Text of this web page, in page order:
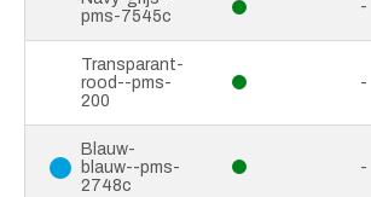
pms-7545c
-
Transparant-
rood--pms-
200
-
Blauw-
blauw--pms-
2748c
-